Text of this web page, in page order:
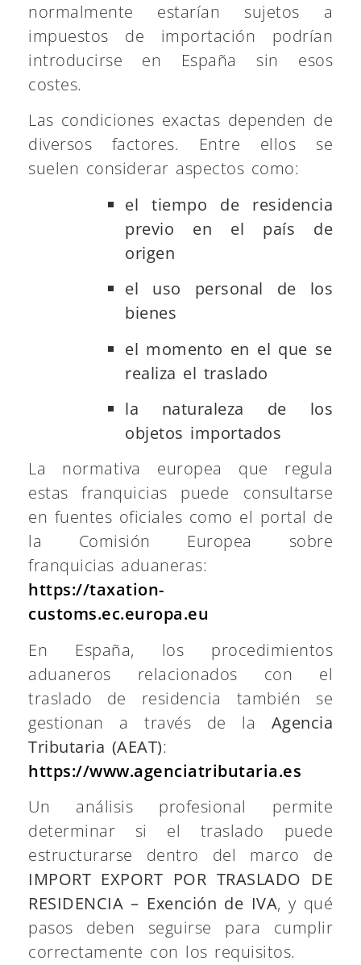
normalmente estarían sujetos a
impuestos de importación podrían
introducirse en España sin esos
costes.
Las condiciones exactas dependen de
diversos factores. Entre ellos se
suelen considerar aspectos como:
el tiempo de residencia
previo en el país de
origen
el uso personal de los
bienes
el momento en el que se
realiza el traslado
la naturaleza de los
objetos importados
La normativa europea que regula
estas franquicias puede consultarse
en fuentes oficiales como el portal de
la Comisión Europea sobre
franquicias aduaneras:
https://taxation-
customs.ec.europa.eu
En España, los procedimientos
aduaneros relacionados con el
traslado de residencia también se
gestionan a través de la Agencia
Tributaria (AEAT):
https://www.agenciatributaria.es
Un análisis profesional permite
determinar si el traslado puede
estructurarse dentro del marco de
IMPORT EXPORT POR TRASLADO DE
RESIDENCIA – Exención de IVA, y qué
pasos deben seguirse para cumplir
correctamente con los requisitos.